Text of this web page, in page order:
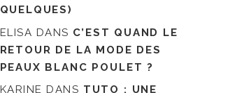
QUELQUES)
ELISA DANS C’EST QUAND LE
RETOUR DE LA MODE DES
PEAUX BLANC POULET ?
KARINE DANS TUTO : UNE